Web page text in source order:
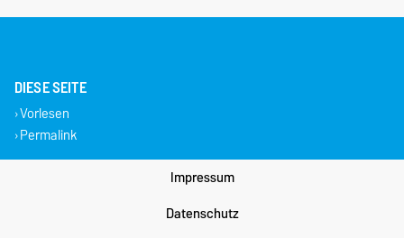
DIESE SEITE
Vorlesen
Permalink
Impressum
Datenschutz